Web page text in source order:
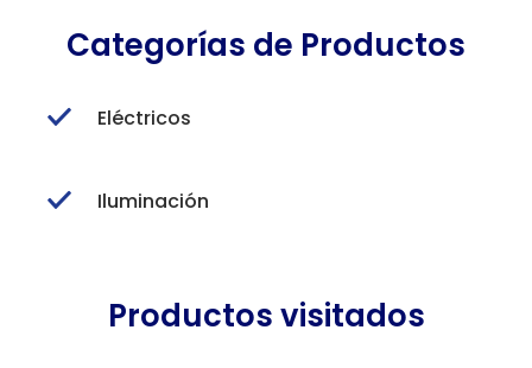
Categorías de Productos
Eléctricos
Iluminación
Productos visitados